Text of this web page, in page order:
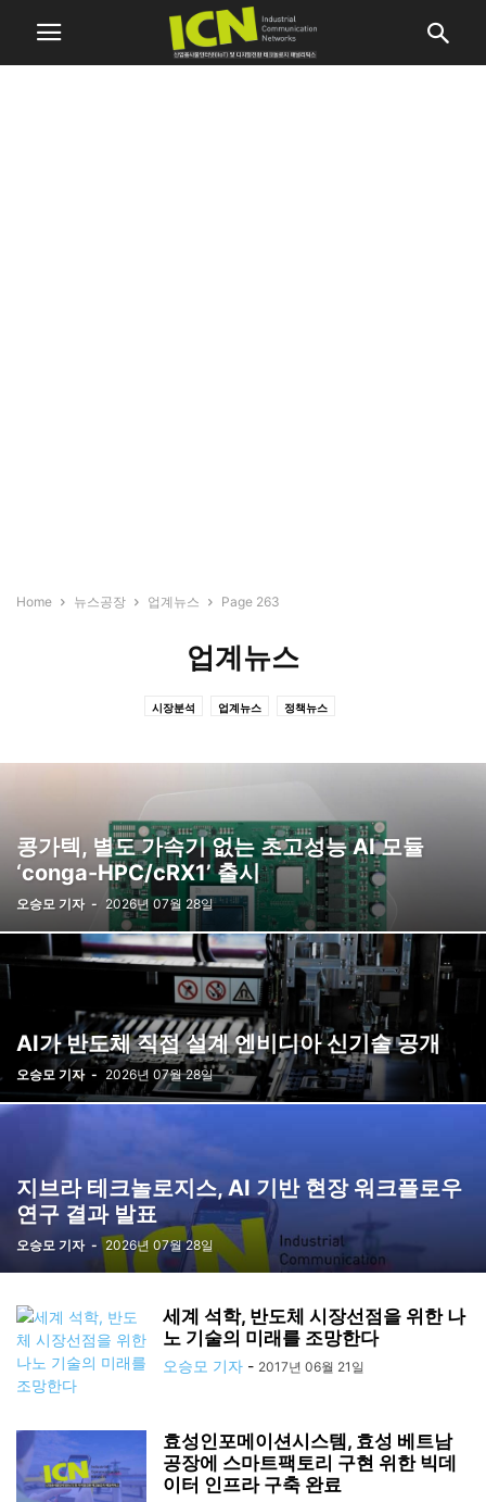
Home 뉴스공장 업계뉴스 Page 263
업계뉴스
시장분석 업계뉴스 정책뉴스
콩가텍, 별도 가속기 없는 초고성능 AI 모듈
‘conga-HPC/cRX1’ 출시
오승모 기자 - 2026년 07월 28일
AI가 반도체 직접 설계 엔비디아 신기술 공개
오승모 기자 - 2026년 07월 28일
지브라 테크놀로지스, AI 기반 현장 워크플로우
연구 결과 발표
오승모 기자 - 2026년 07월 28일
세계 석학, 반도체 시장선점을 위한 나
노 기술의 미래를 조망한다
오승모 기자 - 2017년 06월 21일
효성인포메이션시스템, 효성 베트남
공장에 스마트팩토리 구현 위한 빅데
이터 인프라 구축 완료